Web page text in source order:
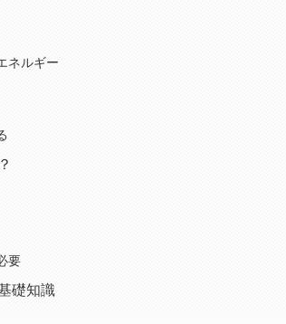
ネルギー
要
礎知識